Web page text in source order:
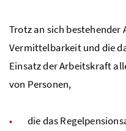
Trotz an sich
Vermittelbarkeit und die
Einsatz der Arbeitskraft
von Personen,
die das